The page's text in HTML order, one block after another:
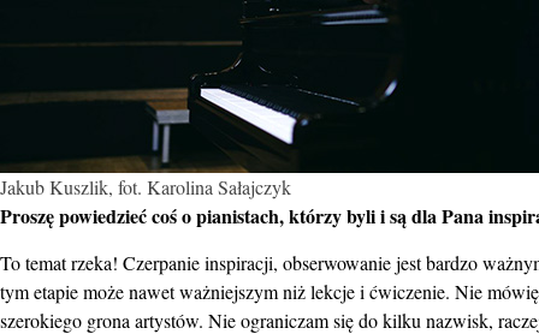
Jakub Kuszlik, fot. Karolina Sałajczyk
Proszę powiedzieć coś o pianistach, którzy byli i są dla Pana
To temat rzeka! Czerpanie inspiracji, obserwowanie jest bardzo
tym etapie może nawet ważniejszym niż lekcje i ćwiczenie. Nie
szerokiego grona artystów. Nie ograniczam się do kilku nazwisk,